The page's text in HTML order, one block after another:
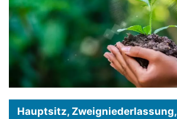
Hauptsitz, Zweigniederlassung,